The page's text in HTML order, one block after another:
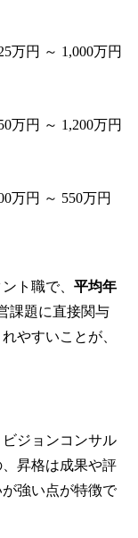
万円 ～ 1,000万円
万円 ～ 1,200万円
万円 ～ 550万円
ト職で、 平均年
課題に直接関与
やすいことが、
ジョンコンサル
昇格は成果や評
強い点が特徴で